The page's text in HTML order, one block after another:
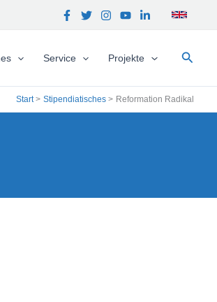
Service Projekte Suchen
Start Stipendiatisches Reformation Radikal